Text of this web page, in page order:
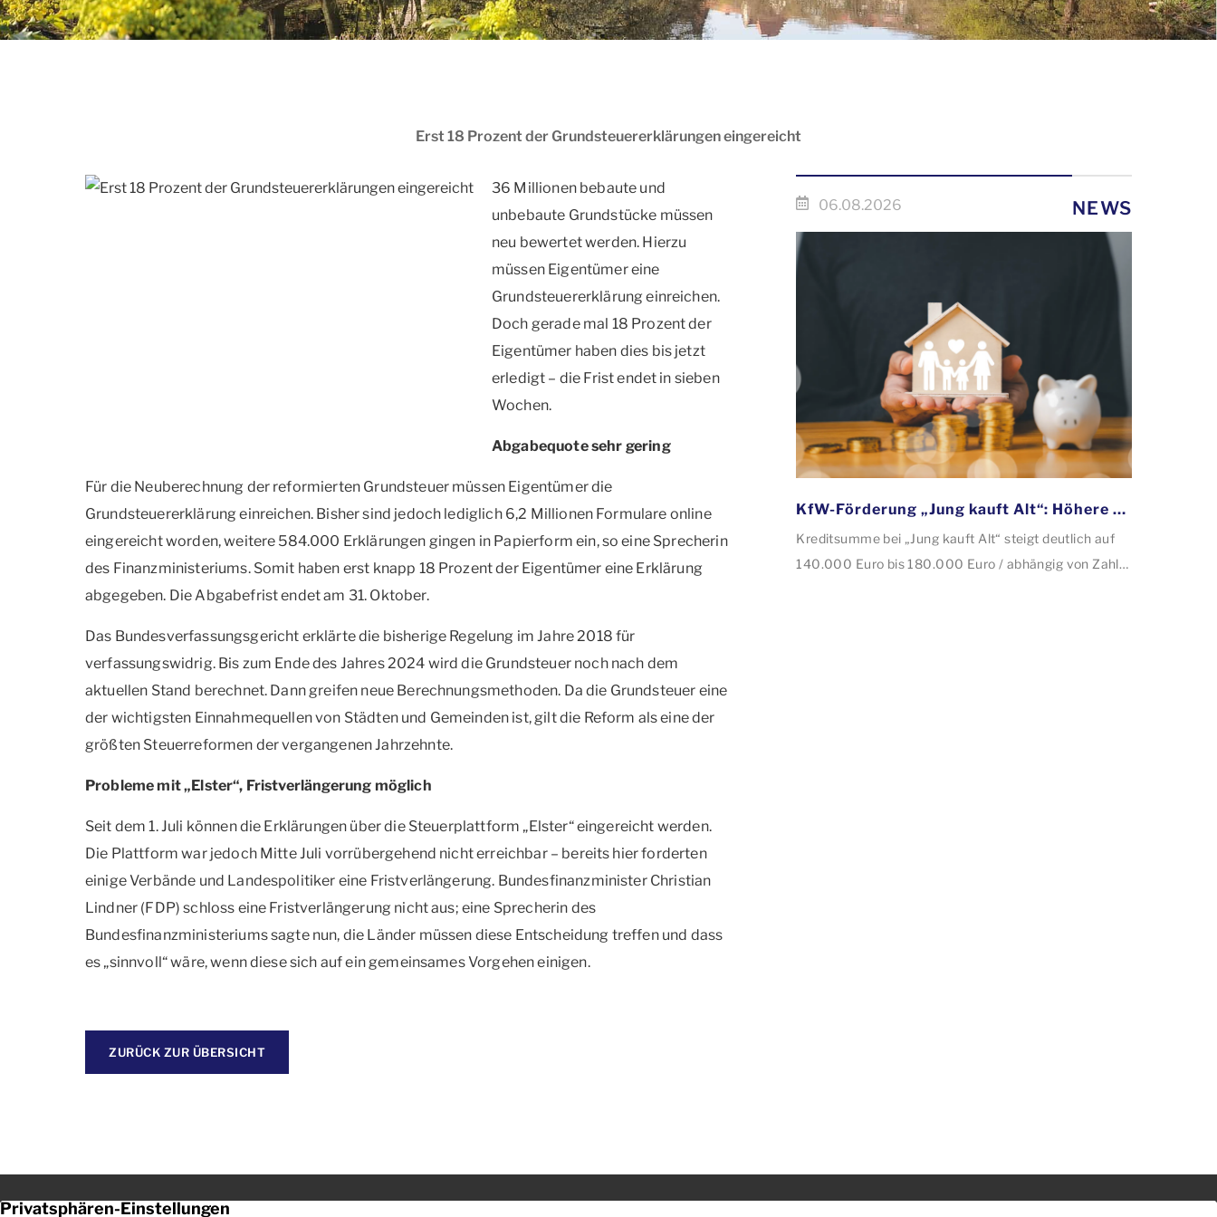
Erst 18 Prozent der Grundsteuererklärungen eingereicht
36 Millionen bebaute und
unbebaute Grundstücke müssen
neu bewertet werden. Hierzu
müssen Eigentümer eine
Grundsteuererklärung einreichen.
Doch gerade mal 18 Prozent der
Eigentümer haben dies bis jetzt
erledigt – die Frist endet in sieben
Wochen.
Abgabequote sehr gering
Für die Neuberechnung der reformierten Grundsteuer müssen Eigentümer die
Grundsteuererklärung einreichen. Bisher sind jedoch lediglich 6,2 Millionen Formulare online
eingereicht worden, weitere 584.000 Erklärungen gingen in Papierform ein, so eine Sprecherin
des Finanzministeriums. Somit haben erst knapp 18 Prozent der Eigentümer eine Erklärung
abgegeben. Die Abgabefrist endet am 31. Oktober.
Das Bundesverfassungsgericht erklärte die bisherige Regelung im Jahre 2018 für
verfassungswidrig. Bis zum Ende des Jahres 2024 wird die Grundsteuer noch nach dem
aktuellen Stand berechnet. Dann greifen neue Berechnungsmethoden. Da die Grundsteuer eine
der wichtigsten Einnahmequellen von Städten und Gemeinden ist, gilt die Reform als eine der
größten Steuerreformen der vergangenen Jahrzehnte.
Probleme mit „Elster“, Fristverlängerung möglich
Seit dem 1. Juli können die Erklärungen über die Steuerplattform „Elster“ eingereicht werden.
Die Plattform war jedoch Mitte Juli vorrübergehend nicht erreichbar – bereits hier forderten
einige Verbände und Landespolitiker eine Fristverlängerung. Bundesfinanzminister Christian
Lindner (FDP) schloss eine Fristverlängerung nicht aus; eine Sprecherin des
Bundesfinanzministeriums sagte nun, die Länder müssen diese Entscheidung treffen und dass
es „sinnvoll“ wäre, wenn diese sich auf ein gemeinsames Vorgehen einigen.
ZURÜCK ZUR ÜBERSICHT
06.08.2026 NEWS
KfW-Förderung „Jung kauft Alt“: Höhere Kredite ab August 2026
Kreditsumme bei „Jung kauft Alt“ steigt deutlich auf
140.000 Euro bis 180.000 Euro / abhängig von Zahl